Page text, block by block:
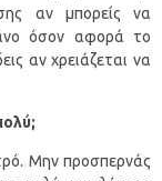
αν μπορείς να
όσον αφορά το
αν χρειάζεται να
Μην προσπερνάς